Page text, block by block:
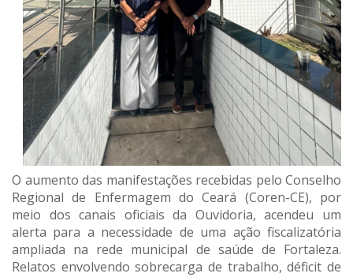
O aumento das manifestações recebidas pelo Conselho
Regional de Enfermagem do Ceará (Coren-CE), por
meio dos canais oficiais da Ouvidoria, acendeu um
alerta para a necessidade de uma ação fiscalizatória
ampliada na rede municipal de saúde de Fortaleza.
Relatos envolvendo sobrecarga de trabalho, déficit de